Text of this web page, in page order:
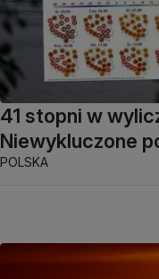
41 stopni w
Niewykluczone
POLSKA